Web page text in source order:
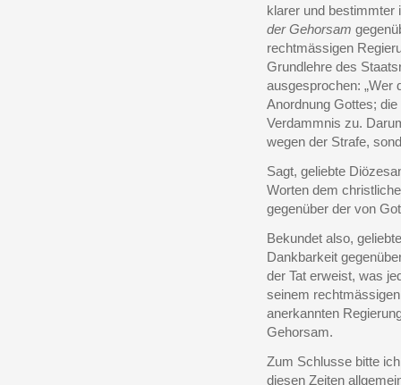
klarer und bestimmter
der Gehorsam
rechtmässigen
Grundlehre des
ausgesprochen: „Wer
Anordnung Gottes;
Verdammnis zu.
wegen der Strafe,
Sagt, geliebte
Worten dem
gegenüber der von
Bekundet also,
Dankbarkeit
der Tat erweist, was
seinem
anerkannten
Gehorsam.
Zum Schlusse bitte
diesen Zeiten